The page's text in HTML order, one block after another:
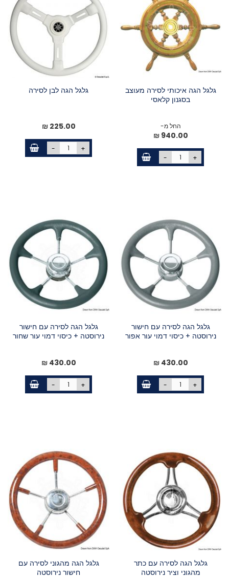
גלגל הגה איכותי לסירה מעוצב
בסגנון קלאסי
החל מ-
940.00 ₪
- +
גלגל הגה לבן לסירה
225.00 ₪
- +
גלגל הגה לסירה עם חישור
נירוסטה + כיסוי דמוי עור אפור
430.00 ₪
- +
גלגל הגה לסירה עם חישור
נירוסטה + כיסוי דמוי עור שחור
430.00 ₪
- +
גלגל הגה לסירה עם כתר
מהגוני וציר נירוסטה
גלגל הגה מהגוני לסירה עם
חישור נירוסטה